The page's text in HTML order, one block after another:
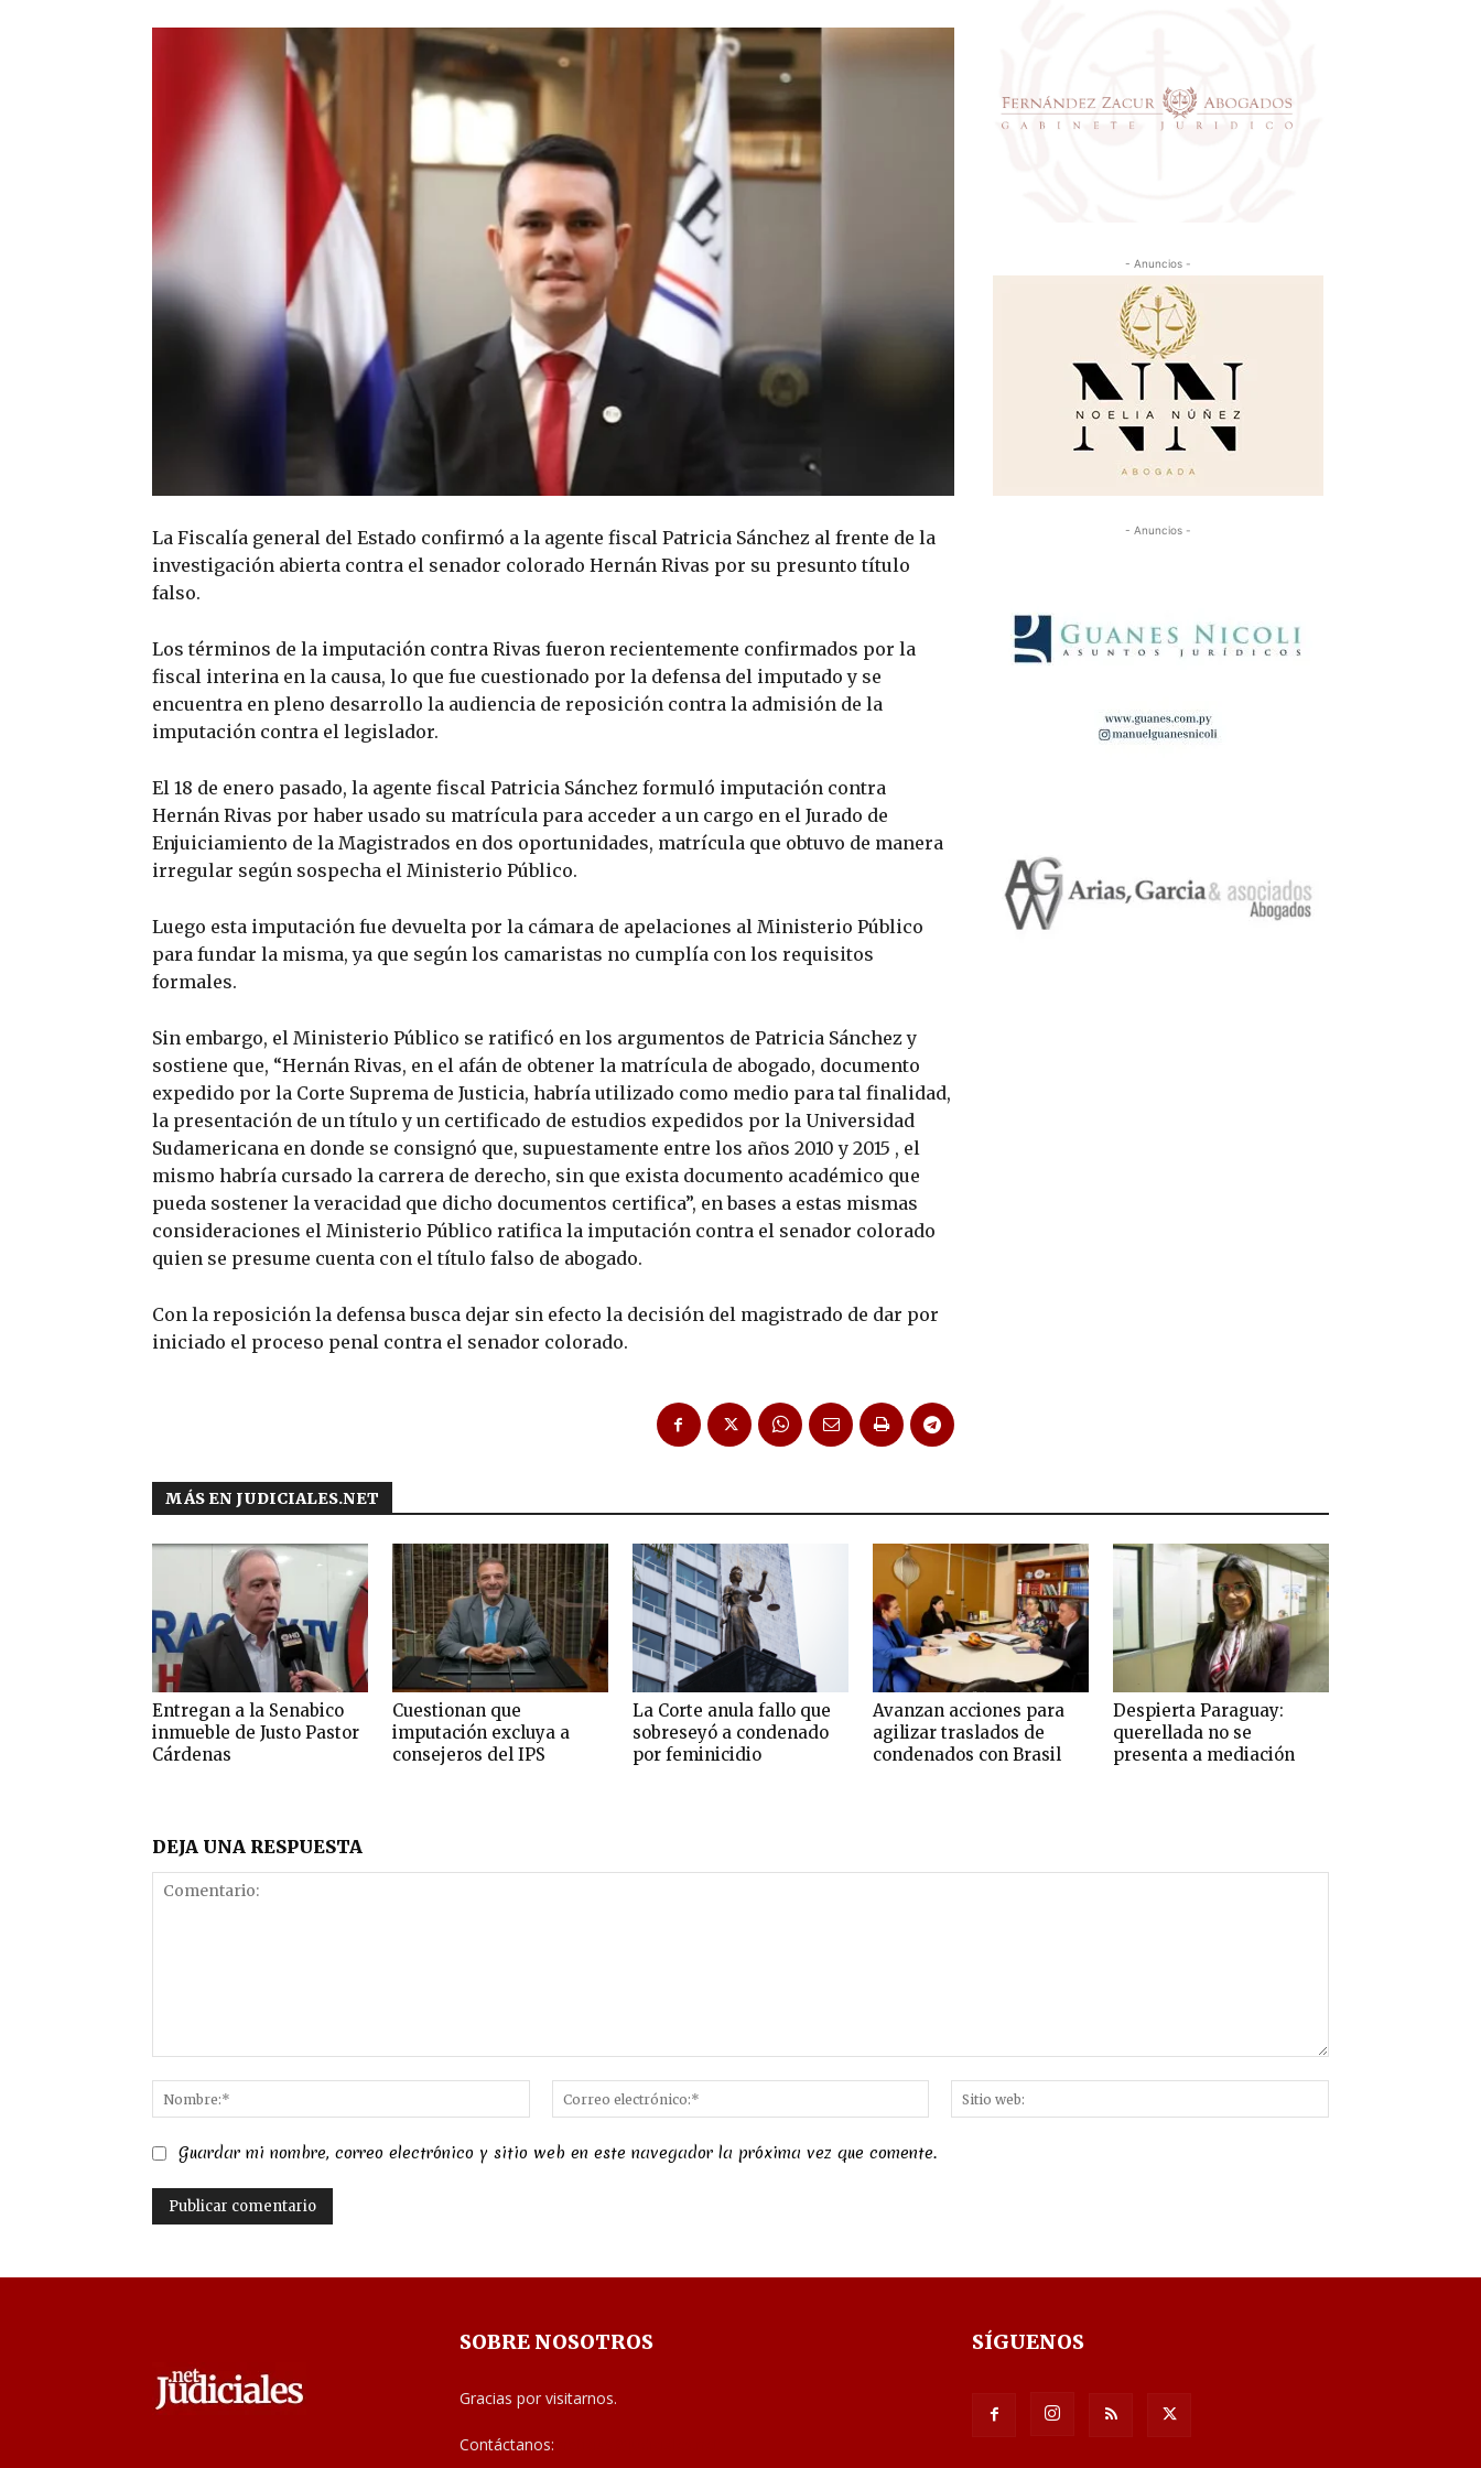
La Fiscalía general del Estado confirmó a la agente fiscal Patricia Sánchez al frente de la
investigación abierta contra el senador colorado Hernán Rivas por su presunto título
falso.
Los términos de la imputación contra Rivas fueron recientemente confirmados por la
fiscal interina en la causa, lo que fue cuestionado por la defensa del imputado y se
encuentra en pleno desarrollo la audiencia de reposición contra la admisión de la
imputación contra el legislador.
El 18 de enero pasado, la agente fiscal Patricia Sánchez formuló imputación contra
Hernán Rivas por haber usado su matrícula para acceder a un cargo en el Jurado de
Enjuiciamiento de la Magistrados en dos oportunidades, matrícula que obtuvo de manera
irregular según sospecha el Ministerio Público.
Luego esta imputación fue devuelta por la cámara de apelaciones al Ministerio Público
para fundar la misma, ya que según los camaristas no cumplía con los requisitos
formales.
Sin embargo, el Ministerio Público se ratificó en los argumentos de Patricia Sánchez y
sostiene que, “Hernán Rivas, en el afán de obtener la matrícula de abogado, documento
expedido por la Corte Suprema de Justicia, habría utilizado como medio para tal finalidad,
la presentación de un título y un certificado de estudios expedidos por la Universidad
Sudamericana en donde se consignó que, supuestamente entre los años 2010 y 2015 , el
mismo habría cursado la carrera de derecho, sin que exista documento académico que
pueda sostener la veracidad que dicho documentos certifica”, en bases a estas mismas
consideraciones el Ministerio Público ratifica la imputación contra el senador colorado
quien se presume cuenta con el título falso de abogado.
Con la reposición la defensa busca dejar sin efecto la decisión del magistrado de dar por
iniciado el proceso penal contra el senador colorado.
- Anuncios -
- Anuncios -
MÁS EN JUDICIALES.NET
Entregan a la Senabico
inmueble de Justo Pastor
Cárdenas
Cuestionan que
imputación excluya a
consejeros del IPS
La Corte anula fallo que
sobreseyó a condenado
por feminicidio
Avanzan acciones para
agilizar traslados de
condenados con Brasil
Despierta Paraguay:
querellada no se
presenta a mediación
DEJA UNA RESPUESTA
Nombre:*
Correo
electrónico:*
web:
Guardar mi nombre, correo electrónico y sitio web en este navegador la próxima vez que comente.
SOBRE NOSOTROS
Gracias por visitarnos.
Contáctanos:
SÍGUENOS